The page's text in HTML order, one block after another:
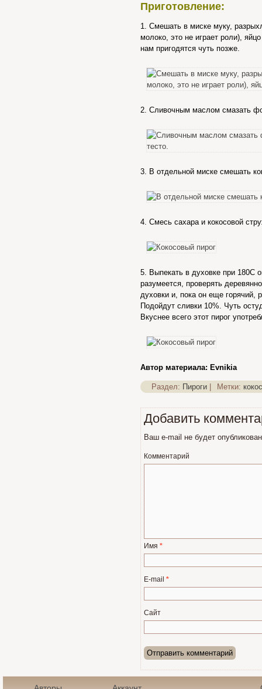
Приготовление:
1. Смешать в миске муку,
молоко, это не играет роли),
нам пригодятся чуть позже.
2. Сливочным маслом смазать
3. В отдельной миске смешать
4. Смесь сахара и кокосовой
5. Выпекать в духовке при 180С
разумеется, проверять
духовки и, пока он еще горячий,
Подойдут сливки 10%. Чуть
Вкуснее всего этот пирог
Автор материала: Evnikia
Раздел: Пироги Метки: кокос
Добавить
Ваш e-mail не будет
Комментарий
Имя *
E-mail *
Сайт